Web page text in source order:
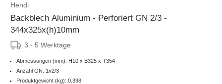
Hendi
Backblech Aluminium - Perforiert GN 2/3 -
344x325x(h)10mm
3 - 5 Werktage
Abmessungen (mm): H10 x B325 x T354
Anzahl GN: 1x2/3
Produktgewicht (kg): 0.398